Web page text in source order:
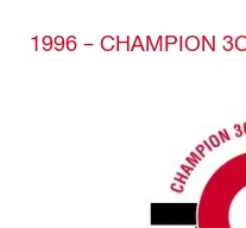
1996 – CHAMPION